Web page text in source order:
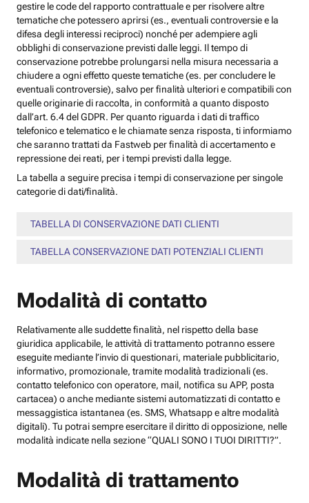
gestire le code del rapporto contrattuale e per risolvere altre
tematiche che potessero aprirsi (es., eventuali controversie e la
difesa degli interessi reciproci) nonché per adempiere agli
obblighi di conservazione previsti dalle leggi. Il tempo di
conservazione potrebbe prolungarsi nella misura necessaria a
chiudere a ogni effetto queste tematiche (es. per concludere le
eventuali controversie), salvo per finalità ulteriori e compatibili con
quelle originarie di raccolta, in conformità a quanto disposto
dall’art. 6.4 del GDPR. Per quanto riguarda i dati di traffico
telefonico e telematico e le chiamate senza risposta, ti informiamo
che saranno trattati da Fastweb per finalità di accertamento e
repressione dei reati, per i tempi previsti dalla legge.
La tabella a seguire precisa i tempi di conservazione per singole
categorie di dati/finalità.
TABELLA DI CONSERVAZIONE DATI CLIENTI
TABELLA CONSERVAZIONE DATI POTENZIALI CLIENTI
Modalità di contatto
Relativamente alle suddette finalità, nel rispetto della base
giuridica applicabile, le attività di trattamento potranno essere
eseguite mediante l’invio di questionari, materiale pubblicitario,
informativo, promozionale, tramite modalità tradizionali (es.
contatto telefonico con operatore, mail, notifica su APP, posta
cartacea) o anche mediante sistemi automatizzati di contatto e
messaggistica istantanea (es. SMS, Whatsapp e altre modalità
digitali). Tu potrai sempre esercitare il diritto di opposizione, nelle
modalità indicate nella sezione “QUALI SONO I TUOI DIRITTI?”.
Modalità di trattamento